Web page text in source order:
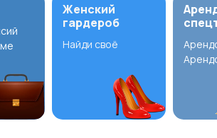
Женский
гардероб
Найди своё